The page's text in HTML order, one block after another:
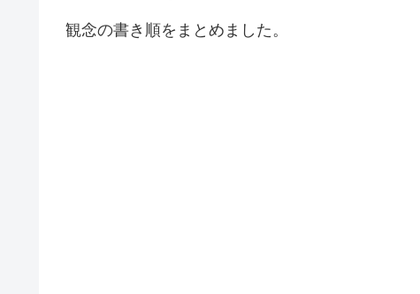
観念の書き順をまとめました。